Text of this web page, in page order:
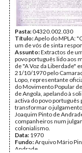
Pasta:04320.002.030
Título:Apelo do MPLA:
um de vós de sinta
Assunto:Extractos de
povo português lido aos
de "A Voz da Liberdade"
21/10/1970 pelo
Lopo, representante
do Movimento Popular
de Angola, apelando à
activa do povo português
transformar o
Joaquim Pinto de
companheiros num
colonialismo.
Data: 1970
Fundo:Arquivo Mário
Andrade